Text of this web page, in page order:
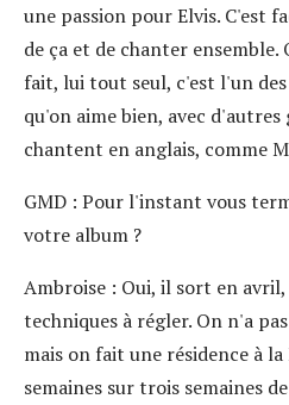
une passion pour Elvis. C'est
de ça et de chanter
fait, lui tout seul, c'est l'un
qu'on aime bien, avec
chantent en anglais, comme
GMD : Pour l'instant vous
votre album ?
Ambroise : Oui, il sort en
techniques à régler. On n'a
mais on fait une résidence à
semaines sur trois semaines